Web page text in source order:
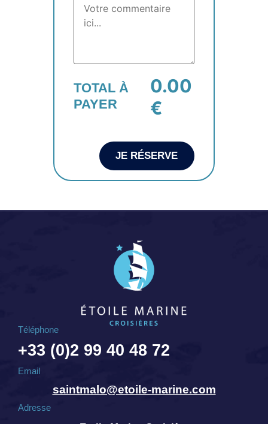
TOTAL À
PAYER
0.00
€
JE RÉSERVE
Téléphone
+33 (0)2 99 40 48 72
Email
saintmalo@etoile-marine.com
Adresse